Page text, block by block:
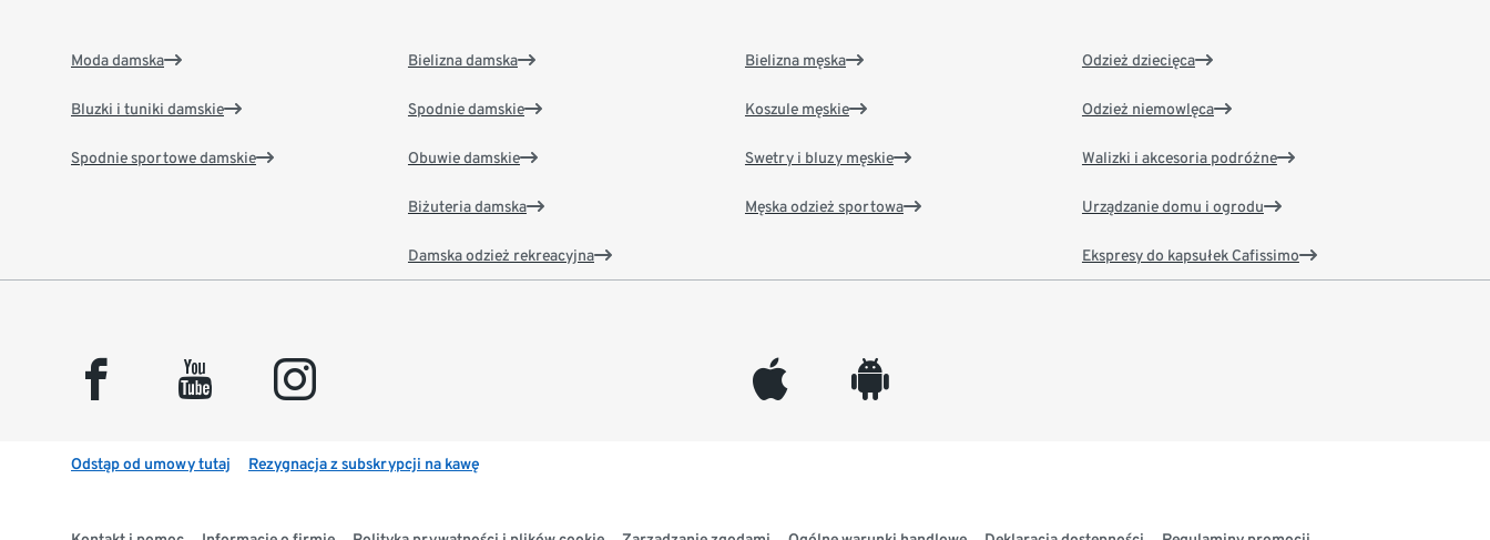
Moda damska
Bluzki i tuniki damskie
Spodnie sportowe damskie
Bielizna damska
Spodnie damskie
Obuwie damskie
Biżuteria damska
Damska odzież rekreacyjna
Bielizna męska
Koszule męskie
Swetry i bluzy męskie
Męska odzież sportowa
Odzież dziecięca
Odzież niemowlęca
Walizki i akcesoria podróżne
Urządzanie domu i ogrodu
Ekspresy do kapsułek Cafissimo
facebook youtube instagram appleinc android
Odstąp od umowy tutaj Rezygnacja z subskrypcji na kawę